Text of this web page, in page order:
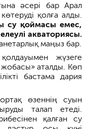
әсері бар Арал
көтеруді қолға алды.
су қоймасы емес,
акваториясы.
маңыз бар.
жүзеге
аталды. Көп
бастама дария
өзеннің суын
талап етеді.
қалған су